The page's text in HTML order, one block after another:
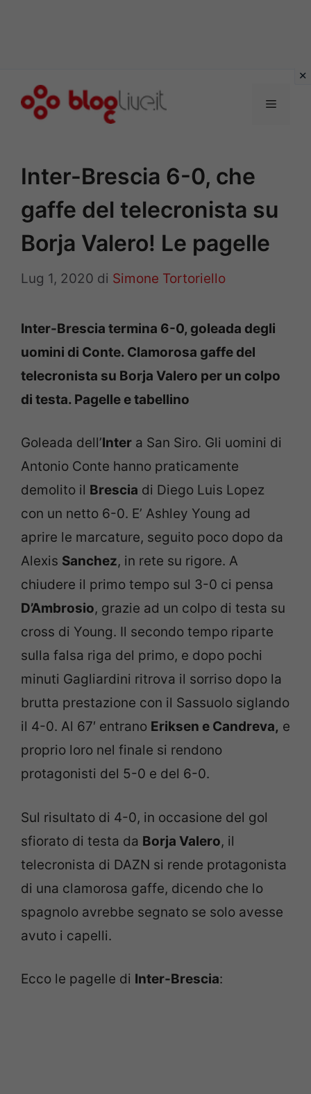
Menu
Inter-Brescia 6-0, che
gaffe del telecronista su
Borja Valero! Le pagelle
Lug 1, 2020 di Simone Tortoriello
Inter-Brescia termina 6-0, goleada degli
uomini di Conte. Clamorosa gaffe del
telecronista su Borja Valero per un colpo
di testa. Pagelle e tabellino
Goleada dell’Inter a San Siro. Gli uomini di
Antonio Conte hanno praticamente
demolito il Brescia di Diego Luis Lopez
con un netto 6-0. E’ Ashley Young ad
aprire le marcature, seguito poco dopo da
Alexis Sanchez, in rete su rigore. A
chiudere il primo tempo sul 3-0 ci pensa
D’Ambrosio, grazie ad un colpo di testa su
cross di Young. Il secondo tempo riparte
sulla falsa riga del primo, e dopo pochi
minuti Gagliardini ritrova il sorriso dopo la
brutta prestazione con il Sassuolo siglando
il 4-0. Al 67′ entrano Eriksen e Candreva, e
proprio loro nel finale si rendono
protagonisti del 5-0 e del 6-0.
Sul risultato di 4-0, in occasione del gol
sfiorato di testa da Borja Valero, il
telecronista di DAZN si rende protagonista
di una clamorosa gaffe, dicendo che lo
spagnolo avrebbe segnato se solo avesse
avuto i capelli.
Ecco le pagelle di Inter-Brescia: